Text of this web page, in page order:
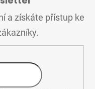
a získáte přístup ke